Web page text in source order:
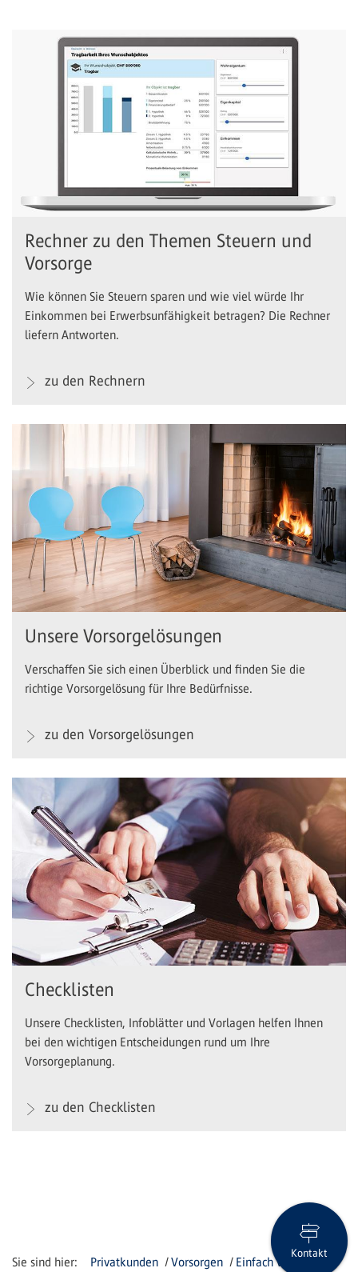
Rechner zu den Themen Steuern und
Vorsorge
Wie können Sie Steuern sparen und wie viel würde Ihr
Einkommen bei Erwerbsunfähigkeit betragen? Die Rechner
liefern Antworten.
zu den Rechnern
Unsere Vorsorgelösungen
Verschaffen Sie sich einen Überblick und finden Sie die
richtige Vorsorgelösung für Ihre Bedürfnisse.
zu den Vorsorgelösungen
Checklisten
Unsere Checklisten, Infoblätter und Vorlagen helfen Ihnen
bei den wichtigen Entscheidungen rund um Ihre
Vorsorgeplanung.
zu den Checklisten
Privatkunden Vorsorgen
Einfach vorsorgen
Kontakt